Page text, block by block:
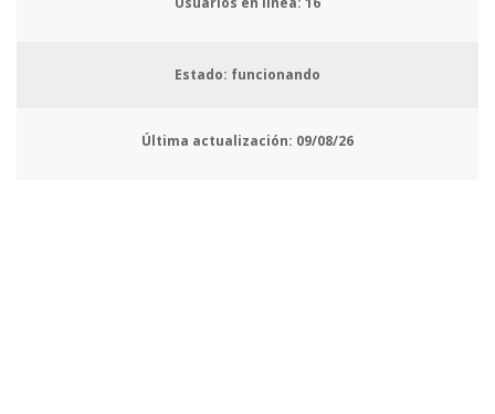
Estado: funcionando
Última actualización: 09/08/26